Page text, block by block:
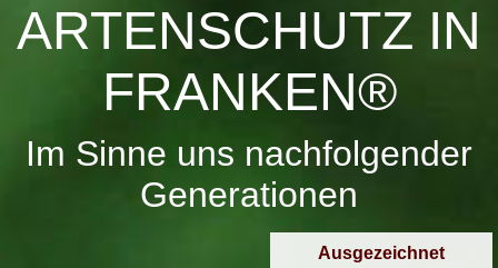
ARTENSCHUTZ IN
FRANKEN®
Im Sinne uns nachfolgender
Generationen
Ausgezeichnet